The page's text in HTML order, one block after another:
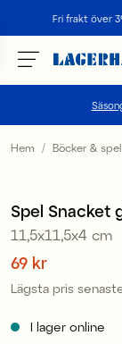
Fri frakt över
Välj
FI /
SE /
Hem Böcker & spel
Spel Snacket
11,5x11,5x4 cm
Pris:69 kr
69 kr
Lägsta pris
I lager online